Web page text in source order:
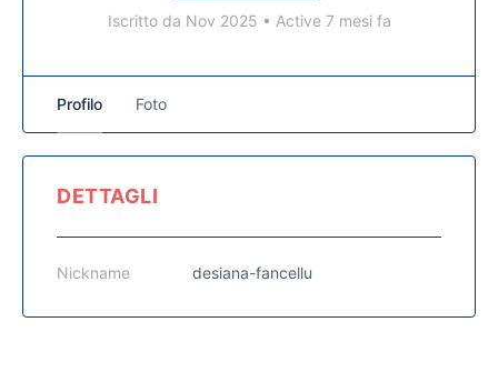
Iscritto da Nov 2025 • Active 7 mesi fa
Profilo Foto
DETTAGLI
Nickname desiana-fancellu